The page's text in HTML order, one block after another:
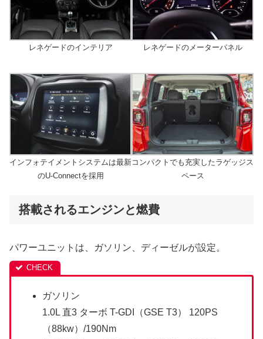
レネゲードのインテリア レネゲードのメーターパネル
インフォテイメントシステムは最新
のU-Connectを採用
コンパクトでも充実したラゲッジス
ペース
搭載されるエンジンと燃費
パワーユニットは、ガソリン、ディーゼルが設定。
ガソリン
1.0L 直3 ターボ T-GDI（GSE T3） 120PS
（88kw）/190Nm